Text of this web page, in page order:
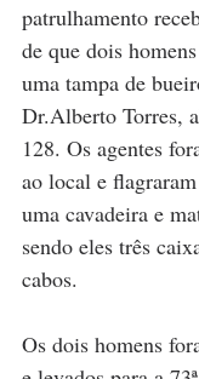
patrulhamento
de que dois
uma tampa de
Dr.Alberto Torres,
128. Os agentes
ao local e
uma cavadeira e
sendo eles três
cabos.
Os dois homens